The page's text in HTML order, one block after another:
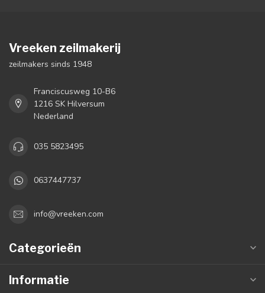
Vreeken zeilmakerij
zeilmakers sinds 1948
Franciscusweg 10-B6
1216 SK Hilversum
Nederland
035 5823495
0637447737
info@vreeken.com
Categorieën
Informatie